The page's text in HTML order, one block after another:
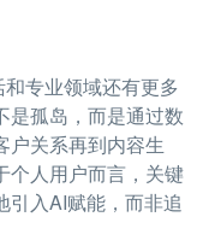
专业领域还有更多
是孤岛，而是通过数
户关系再到内容生
个人用户而言，关键
引入AI赋能，而非追